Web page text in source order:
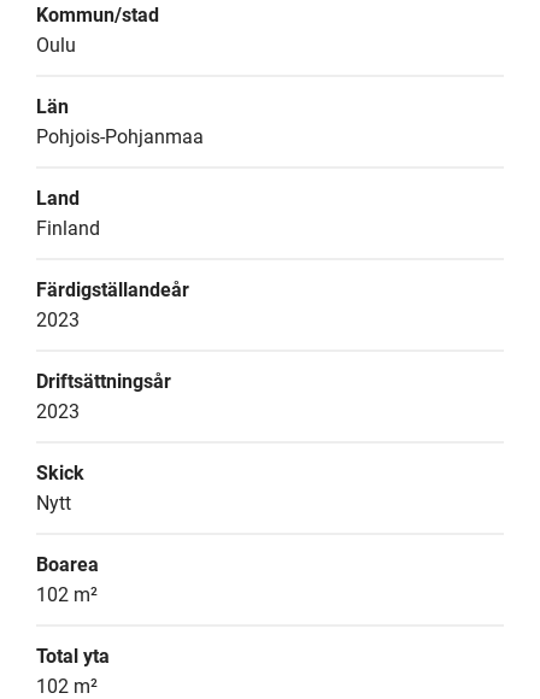
Kommun/stad
Oulu
Län
Pohjois-Pohjanmaa
Land
Finland
Färdigställandeår
2023
Driftsättningsår
2023
Skick
Nytt
Boarea
102 m²
Total yta
102 m²